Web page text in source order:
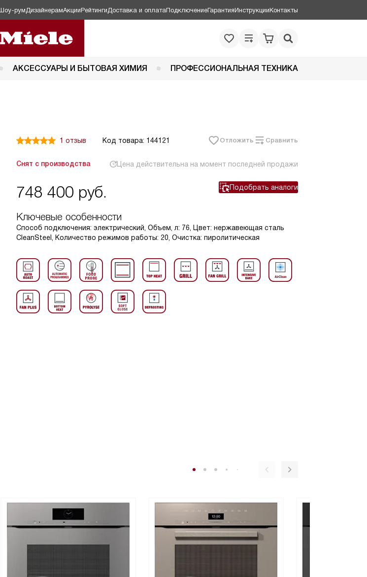
рум ДизайнерамАкцииРейтинги Доставка и оплатаПодключениеГарантияИнструкцииКонтакты
АКСЕССУАРЫ И БЫТОВАЯ ХИМИЯ ПРОФЕССИОНАЛЬНАЯ ТЕХНИКА
1 отзыв Код товара: 144121 Отложить Сравнить
Снят с производства Цена действительна на момент последней продажи
748 400 руб. Подобрать аналоги
Ключевые особенности
Способ подключения: электрический, Объем, л: 76, Цвет: нержавеющая сталь
CleanSteel, Количество режимов работы: 20, Очистка: пиролитическая